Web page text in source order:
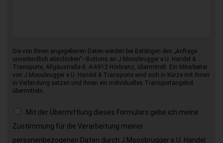
Die von Ihnen angegebenen Daten werden bei Betätigen des „Anfrage
unverbindlich abschicken“–Buttons an J.Moosbrugger e.U. Handel &
Transporte, Allgäustraße 8, A-6912 Hörbranz, übermittelt. Ein Mitarbeiter
von J.Moosbrugger e.U. Handel & Transporte wird sich in Kürze mit Ihnen
in Verbindung setzen und Ihnen ein individuelles Transportangebot
übermitteln.
Mit der Übermittlung dieses Formulars gebe ich meine
Zustimmung für die Verarbeitung meiner
personenbezogenen Daten durch J.Moosbrugger e.U. Handel